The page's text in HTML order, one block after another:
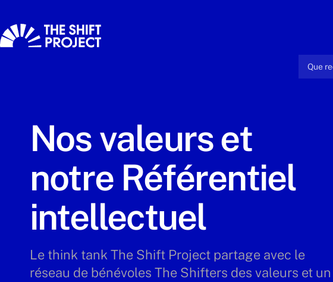
Nos valeurs et
notre Référentiel
intellectuel
Le think tank The Shift Project partage avec le
réseau de bénévoles The Shifters des valeurs et un